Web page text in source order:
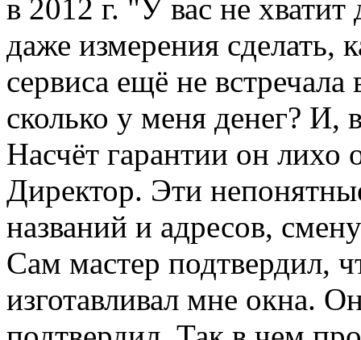
в 2012 г. "У вас не
даже измерения сделать,
сервиса ещё не
сколько у меня денег? И,
Насчёт гарантии он лихо
Директор. Эти
названий и адресов,
Сам мастер подтвердил,
изготавливал мне окна.